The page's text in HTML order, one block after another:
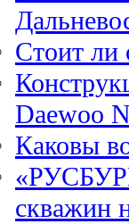
Стоит ли
Daewoo
Каковы
скважин